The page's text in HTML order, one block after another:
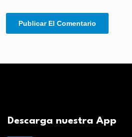
Descarga nuestra App